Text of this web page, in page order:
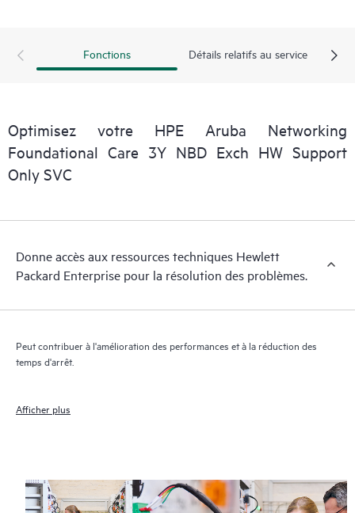
Fonctions Détails relatifs au service
Optimisez votre HPE Aruba Networking
Foundational Care 3Y NBD Exch HW Support
Only SVC
Donne accès aux ressources techniques Hewlett
Packard Enterprise pour la résolution des problèmes.
Peut contribuer à l'amélioration des performances et à la réduction des
temps d'arrêt.
Afficher plus